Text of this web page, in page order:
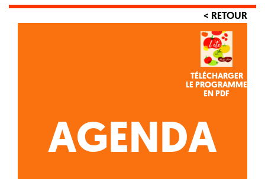
< RETOUR
TÉLÉCHARGER
LE PROGRAMME
EN PDF
AGENDA